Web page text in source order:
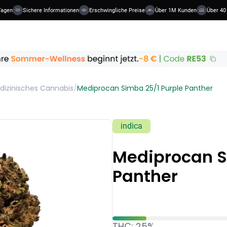
Sichere Informationen Erschwingliche Preise Über 1M Kunden Über 40
Cannabis/Mediprocan Simba 25/1 Purple Panther
indica
Mediprocan
Panther